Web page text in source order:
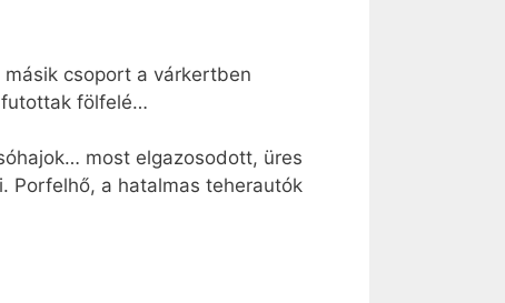
csoport a várkertben
futottak fölfelé…
most elgazosodott, üres
Porfelhő, a hatalmas teherautók